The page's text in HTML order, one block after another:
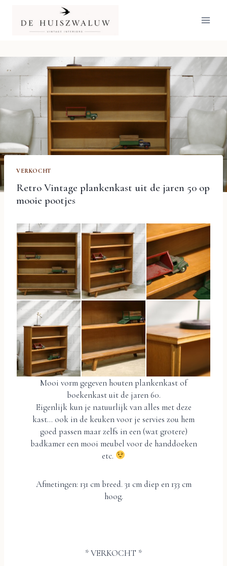
inhoud
VERKOCHT
Retro Vintage plankenkast uit de jaren 50 op
mooie pootjes
Mooi vorm gegeven houten plankenkast of
boekenkast uit de jaren 60.
Eigenlijk kun je natuurlijk van alles met deze
kast… ook in de keuken voor je servies zou hem
goed passen maar zelfs in een (wat grotere)
badkamer een mooi meubel voor de handdoeken
etc.
Afmetingen: 131 cm breed. 31 cm diep en 133 cm
hoog.
* VERKOCHT *